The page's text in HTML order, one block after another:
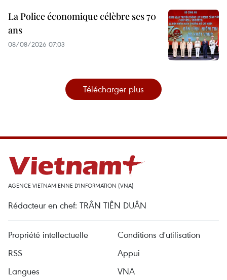
La Police économique célèbre ses 70
ans
08/08/2026 07:03
Télécharger plus
AGENCE VIETNAMIENNE D'INFORMATION (VNA)
Rédacteur en chef: TRÂN TIÊN DUÂN
Propriété intellectuelle
Conditions d'utilisation
RSS
Appui
Langues
VNA